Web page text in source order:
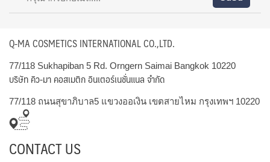
Q-MA COSMETICS INTERNATIONAL CO.,LTD.
77/118 Sukhapiban 5 Rd. Orngern Saimai Bangkok 10220
บริษัท คิว-มา คอสเมติก อินเตอร์เนชั่นแนล จำกัด
77/118 ถนนสุขาภิบาล5 แขวงออเงิน เขตสายไหม กรุงเทพฯ 10220
CONTACT US